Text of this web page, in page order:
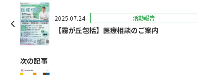
2025.07.24 活動報告
【霧が丘包括】医療相談のご案内
次の記事